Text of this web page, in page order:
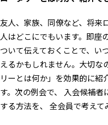
友人、家族、同僚など、将来
人はどこにでもいます。即座
ついて伝えておくことで、い
えるかもしれません。大切な
リーとは何か」を効果的に
す。次の例会で、 入会候補
する方法を、 全会員で考えて